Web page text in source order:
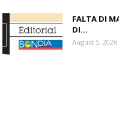
FALTA DI
DI...
August 5, 2026